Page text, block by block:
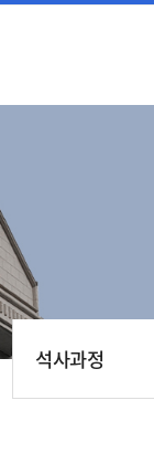
석사과정